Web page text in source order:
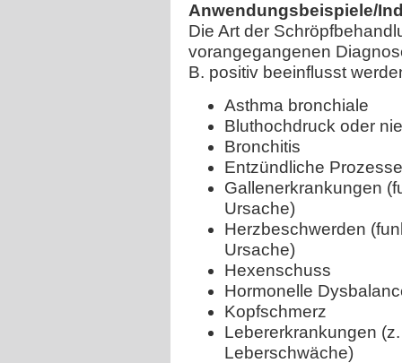
Anwendungsbeispiele/
Die Art der
vorangegangenen
B. positiv beeinflusst
Asthma bronchiale
Bluthochdruck oder
Bronchitis
Entzündliche
Gallenerkrankungen
Ursache)
Herzbeschwerden
Ursache)
Hexenschuss
Hormonelle
Kopfschmerz
Lebererkrankungen
Leberschwäche)